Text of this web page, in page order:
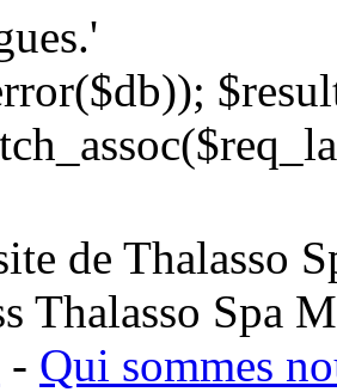
de Thalasso
Thalasso Spa
- Qui sommes